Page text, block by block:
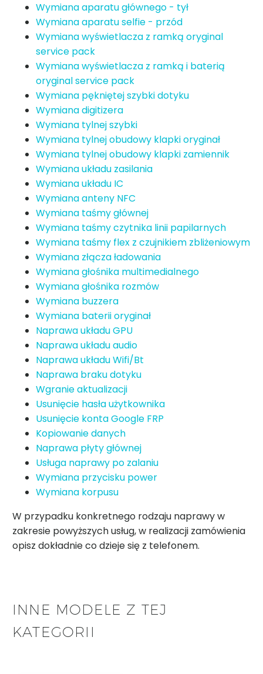
Wymiana aparatu głównego - tył
Wymiana aparatu selfie - przód
Wymiana wyświetlacza z ramką oryginal
service pack
Wymiana wyświetlacza z ramką i baterią
oryginal service pack
Wymiana pękniętej szybki dotyku
Wymiana digitizera
Wymiana tylnej szybki
Wymiana tylnej obudowy klapki oryginał
Wymiana tylnej obudowy klapki zamiennik
Wymiana układu zasilania
Wymiana układu IC
Wymiana anteny NFC
Wymiana taśmy głównej
Wymiana taśmy czytnika linii papilarnych
Wymiana taśmy flex z czujnikiem zbliżeniowym
Wymiana złącza ładowania
Wymiana głośnika multimedialnego
Wymiana głośnika rozmów
Wymiana buzzera
Wymiana baterii oryginał
Naprawa układu GPU
Naprawa układu audio
Naprawa układu Wifi/Bt
Naprawa braku dotyku
Wgranie aktualizacji
Usunięcie hasła użytkownika
Usunięcie konta Google FRP
Kopiowanie danych
Naprawa płyty głównej
Usługa naprawy po zalaniu
Wymiana przycisku power
Wymiana korpusu
W przypadku konkretnego rodzaju naprawy w
zakresie powyższych usług, w realizacji zamówienia
opisz dokładnie co dzieje się z telefonem.
INNE MODELE Z TEJ
KATEGORII